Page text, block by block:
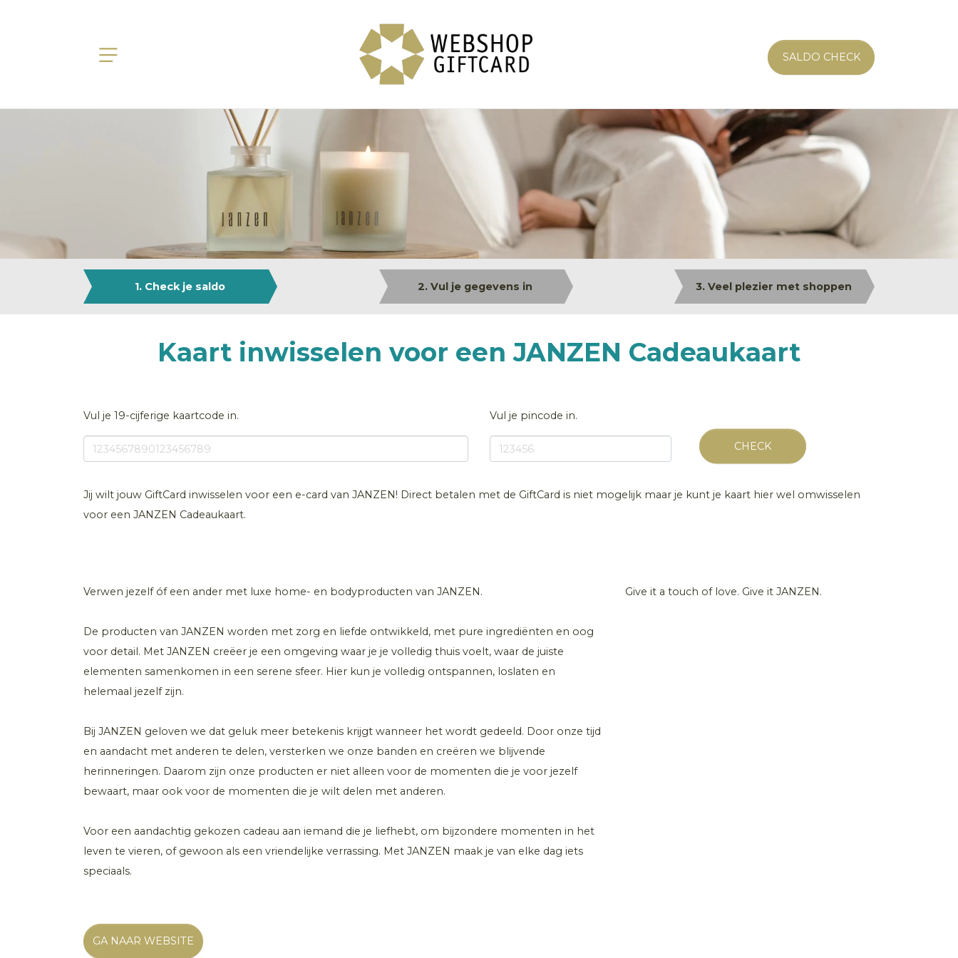
SALDO CHECK
1. Check je saldo 2. Vul je gegevens in 3. Veel plezier met shoppen
Kaart inwisselen voor een JANZEN Cadeaukaart
Vul je 19-cijferige kaartcode in. Vul je pincode in.
CHECK
Jij wilt jouw GiftCard inwisselen voor een e-card van JANZEN! Direct betalen met de GiftCard is niet mogelijk maar je kunt je kaart hier wel omwisselen
voor een JANZEN Cadeaukaart.
Verwen jezelf óf een ander met luxe home- en bodyproducten van JANZEN.
De producten van JANZEN worden met zorg en liefde ontwikkeld, met pure ingrediënten en oog
voor detail. Met JANZEN creëer je een omgeving waar je je volledig thuis voelt, waar de juiste
elementen samenkomen in een serene sfeer. Hier kun je volledig ontspannen, loslaten en
helemaal jezelf zijn.
Bij JANZEN geloven we dat geluk meer betekenis krijgt wanneer het wordt gedeeld. Door onze tijd
en aandacht met anderen te delen, versterken we onze banden en creëren we blijvende
herinneringen. Daarom zijn onze producten er niet alleen voor de momenten die je voor jezelf
bewaart, maar ook voor de momenten die je wilt delen met anderen.
Voor een aandachtig gekozen cadeau aan iemand die je liefhebt, om bijzondere momenten in het
leven te vieren, of gewoon als een vriendelijke verrassing. Met JANZEN maak je van elke dag iets
speciaals.
GA NAAR WEBSITE
Give it a touch of love. Give it JANZEN.